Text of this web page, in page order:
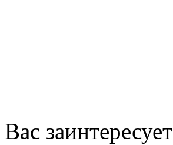
Вас заинтересует